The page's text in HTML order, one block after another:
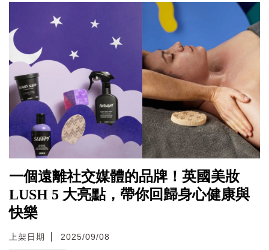
一個遠離社交媒體的品牌！英國美妝
LUSH 5 大亮點，帶你回歸身心健康與
快樂
上架日期 2025/09/08